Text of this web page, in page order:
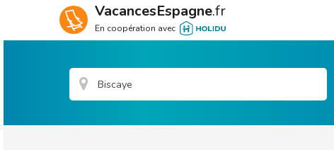
VacancesEspagne.fr
En coopération avec